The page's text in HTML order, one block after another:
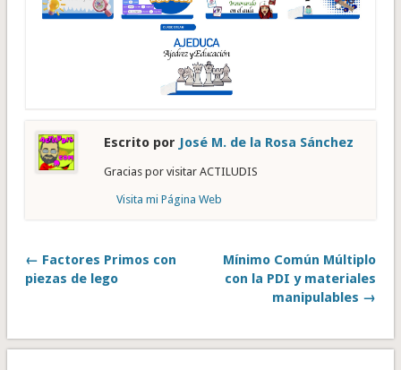
Escrito por José M. de la Rosa Sánchez
Gracias por visitar ACTILUDIS
Visita mi Página Web
← Factores Primos con
piezas de lego
Mínimo Común Múltiplo
con la PDI y materiales
manipulables →